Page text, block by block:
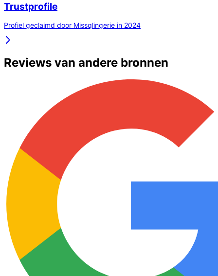
Trustprofile
Profiel geclaimd door Missqlingerie in 2024
Reviews van andere bronnen